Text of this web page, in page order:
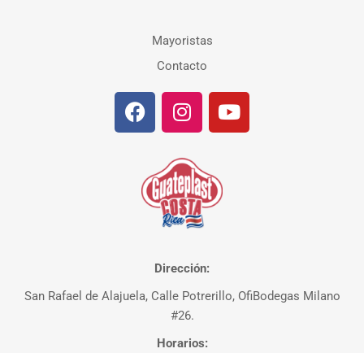
Mayoristas
Contacto
Dirección:
San Rafael de Alajuela, Calle Potrerillo, OfiBodegas Milano
#26.
Horarios: